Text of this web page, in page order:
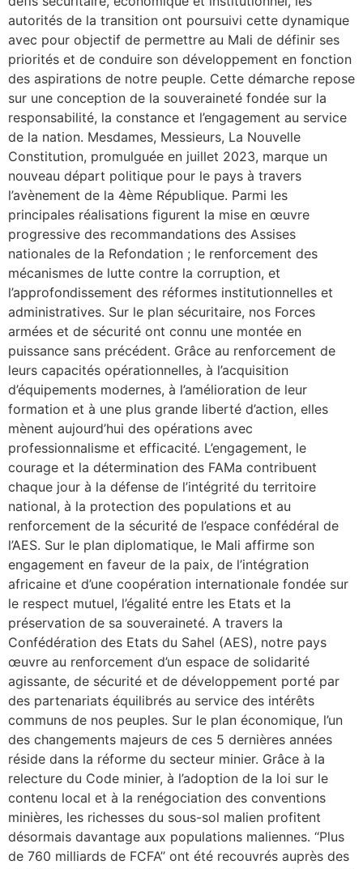
autorités de la transition ont poursuivi cette dynamique
avec pour objectif de permettre au Mali de définir ses
priorités et de conduire son développement en fonction
des aspirations de notre peuple. Cette démarche repose
sur une conception de la souveraineté fondée sur la
responsabilité, la constance et l’engagement au service
de la nation. Mesdames, Messieurs, La Nouvelle
Constitution, promulguée en juillet 2023, marque un
nouveau départ politique pour le pays à travers
l’avènement de la 4ème République. Parmi les
principales réalisations figurent la mise en œuvre
progressive des recommandations des Assises
nationales de la Refondation ; le renforcement des
mécanismes de lutte contre la corruption, et
l’approfondissement des réformes institutionnelles et
administratives. Sur le plan sécuritaire, nos Forces
armées et de sécurité ont connu une montée en
puissance sans précédent. Grâce au renforcement de
leurs capacités opérationnelles, à l’acquisition
d’équipements modernes, à l’amélioration de leur
formation et à une plus grande liberté d’action, elles
mènent aujourd’hui des opérations avec
professionnalisme et efficacité. L’engagement, le
courage et la détermination des FAMa contribuent
chaque jour à la défense de l’intégrité du territoire
national, à la protection des populations et au
renforcement de la sécurité de l’espace confédéral de
l’AES. Sur le plan diplomatique, le Mali affirme son
engagement en faveur de la paix, de l’intégration
africaine et d’une coopération internationale fondée sur
le respect mutuel, l’égalité entre les Etats et la
préservation de sa souveraineté. A travers la
Confédération des Etats du Sahel (AES), notre pays
œuvre au renforcement d’un espace de solidarité
agissante, de sécurité et de développement porté par
des partenariats équilibrés au service des intérêts
communs de nos peuples. Sur le plan économique, l’un
des changements majeurs de ces 5 dernières années
réside dans la réforme du secteur minier. Grâce à la
relecture du Code minier, à l’adoption de la loi sur le
contenu local et à la renégociation des conventions
minières, les richesses du sous-sol malien profitent
désormais davantage aux populations maliennes. ‘‘Plus
de 760 milliards de FCFA’’ ont été recouvrés auprès des